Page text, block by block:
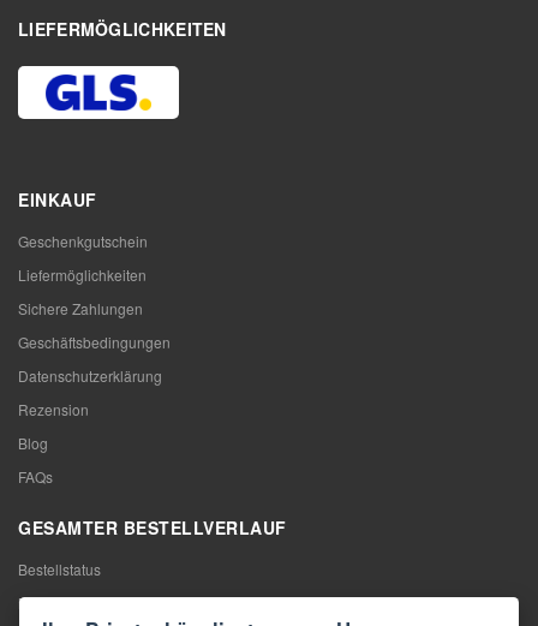
LIEFERMÖGLICHKEITEN
EINKAUF
Geschenkgutschein
Liefermöglichkeiten
Sichere Zahlungen
Geschäftsbedingungen
Datenschutzerklärung
Rezension
Blog
FAQs
GESAMTER BESTELLVERLAUF
Bestellstatus
Meine Bestellung